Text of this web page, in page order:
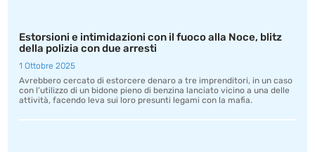
Estorsioni e intimidazioni con il fuoco alla Noce, blitz
della polizia con due arresti
1 Ottobre 2025
Avrebbero cercato di estorcere denaro a tre imprenditori, in un caso
con l’utilizzo di un bidone pieno di benzina lanciato vicino a una delle
attività, facendo leva sui loro presunti legami con la mafia.